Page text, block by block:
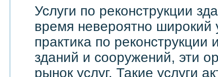
Услуги по реконструкции
время невероятно широкий
практика по реконструкции
зданий и сооружений, эти
рынок услуг. Такие услуги